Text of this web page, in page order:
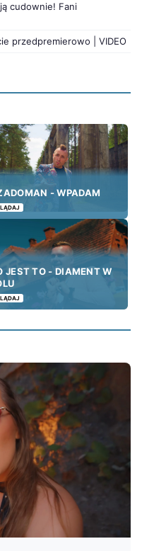
cudownie! Fani
przedpremierowo | VIDEO
- WPADAM
JEST TO - DIAMENT W